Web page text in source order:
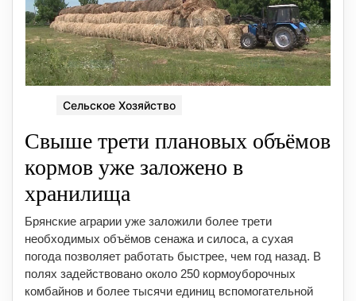
Сельское Хозяйство
Свыше трети плановых объёмов
кормов уже заложено в
хранилища
Брянские аграрии уже заложили более трети
необходимых объёмов сенажа и силоса, а сухая
погода позволяет работать быстрее, чем год назад. В
полях задействовано около 250 кормоуборочных
комбайнов и более тысячи единиц вспомогательной